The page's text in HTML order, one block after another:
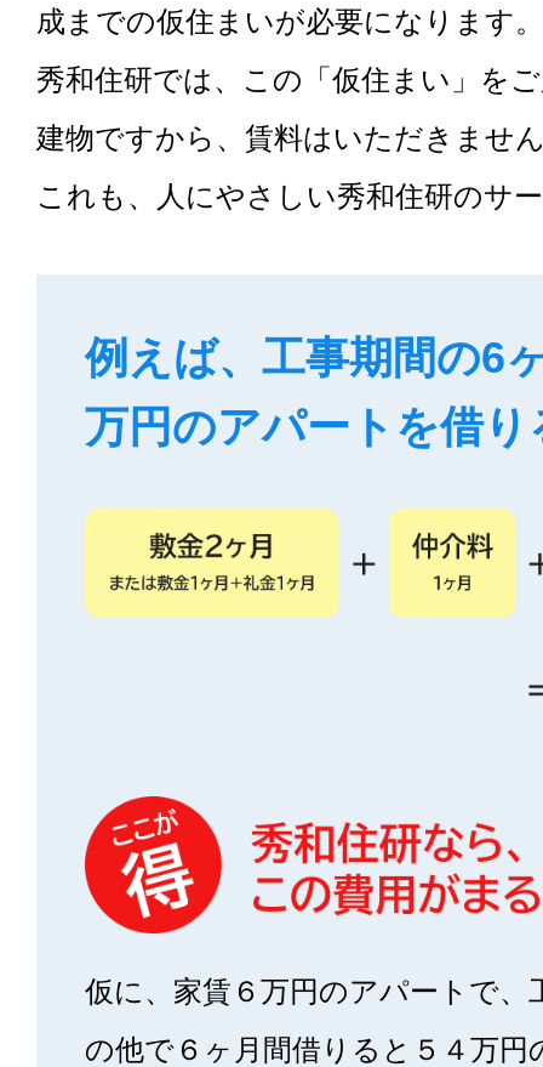
成までの仮住まいが必要になります。
秀和住研では、この「仮住まい」を
建物ですから、賃料はいただきませ
これも、人にやさしい秀和住研のサ
例えば、工事期間の6
万円のアパートを借り
仮に、家賃６万円のアパートで、
の他で６ヶ月間借りると５４万円